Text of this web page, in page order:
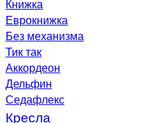
Книжка
Еврокнижка
Без механизма
Тик так
Аккордеон
Дельфин
Седафлекс
Кресла